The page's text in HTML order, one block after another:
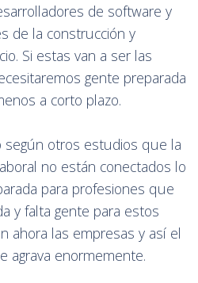
de software y
de la construcción y
Si estas van a ser las
gente preparada
a corto plazo.
según otros estudios que la
no están conectados lo
para profesiones que
y falta gente para estos
ahora las empresas y así el
agrava enormemente.